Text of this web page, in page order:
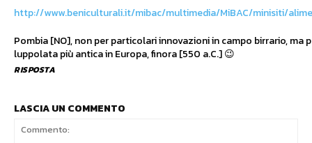
http://www.beniculturali.it/mibac/multimedia/MiBAC/minisiti/
Pombia [NO], non per particolari innovazioni in campo birrario,
luppolata più antica in Europa, finora [550 a.C.] 😉
RISPOSTA
LASCIA UN COMMENTO